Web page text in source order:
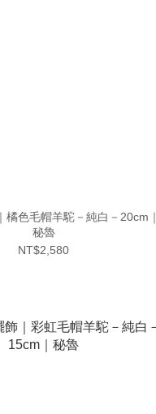
橘色毛帽羊駝－純白－20cm｜
秘魯
NT$2,580